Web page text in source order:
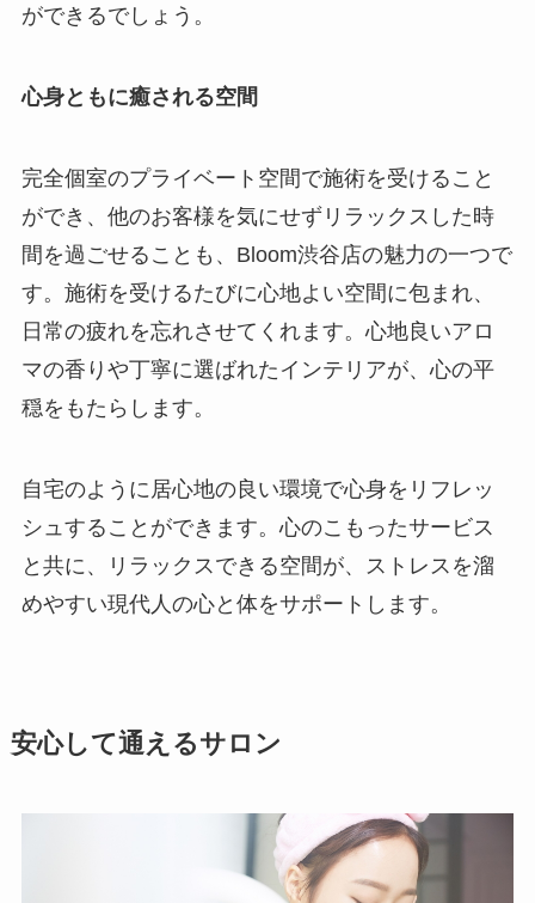
ができるでしょう。
心身ともに癒される空間
完全個室のプライベート空間で施術を受けること
ができ、他のお客様を気にせずリラックスした時
間を過ごせることも、Bloom渋谷店の魅力の一つで
す。施術を受けるたびに心地よい空間に包まれ、
日常の疲れを忘れさせてくれます。心地良いアロ
マの香りや丁寧に選ばれたインテリアが、心の平
穏をもたらします。
自宅のように居心地の良い環境で心身をリフレッ
シュすることができます。心のこもったサービス
と共に、リラックスできる空間が、ストレスを溜
めやすい現代人の心と体をサポートします。
安心して通えるサロン